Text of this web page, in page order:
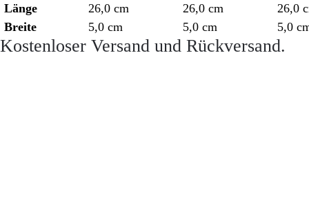
Länge
26,0 cm 26,0 cm
26,0
Breite
5,0 cm 5,0 cm 5,0
Kostenloser Versand und Rückversand.